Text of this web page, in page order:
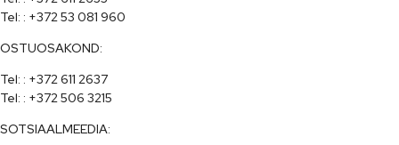
Tel: : +372 53 081 960
OSTUOSAKOND:
Tel: : +372 611 2637
Tel: : +372 506 3215
SOTSIAALMEEDIA: